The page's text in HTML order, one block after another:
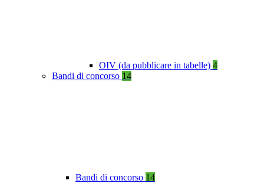
OIV (da pubblicare in tabelle) 4
Bandi di concorso 14
Bandi di concorso 14